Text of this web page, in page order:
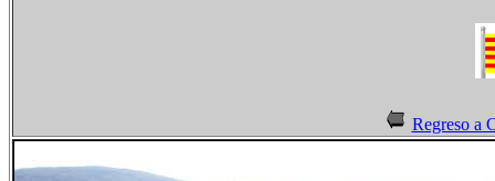
Regreso a